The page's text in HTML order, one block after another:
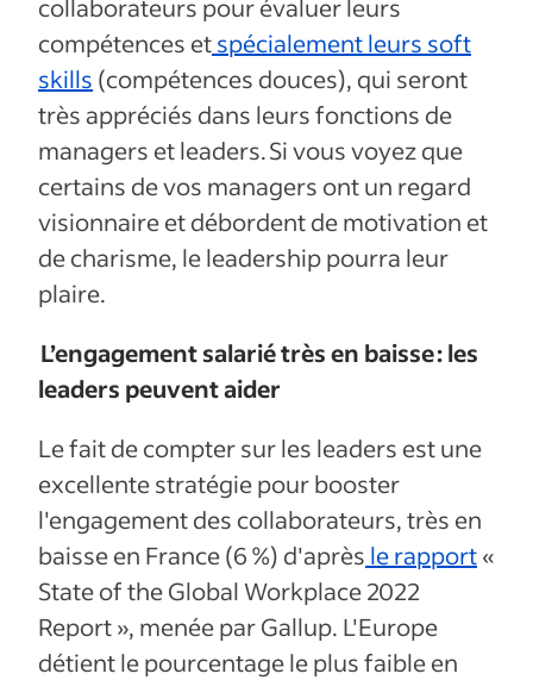
collaborateurs pour évaluer leurs
compétences etspécialement leurs soft
skills (compétences douces), qui seront
très appréciés dans leurs fonctions de
managers et leaders. Si vous voyez que
certains de vos managers ont un regard
visionnaire et débordent de motivation et
de charisme, le leadership pourra leur
plaire.
L’engagement salarié très en baisse : les
leaders peuvent aider
Le fait de compter sur les leaders est une
excellente stratégie pour booster
l'engagement des collaborateurs, très en
baisse en France (6 %) d'après le rapport«
State of the Global Workplace 2022
Report », menée par Gallup. L'Europe
détient le pourcentage le plus faible en